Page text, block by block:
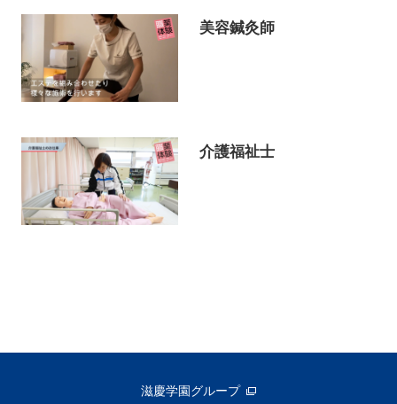
美容鍼灸師
介護福祉士
滋慶学園グループ